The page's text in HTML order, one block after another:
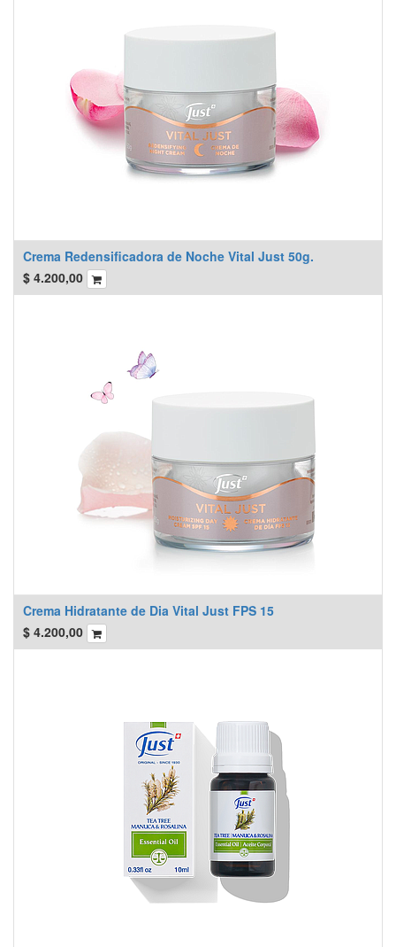
Crema Redensificadora de Noche Vital Just 50g.
$ 4.200,00
Crema Hidratante de Dia Vital Just FPS 15
$ 4.200,00